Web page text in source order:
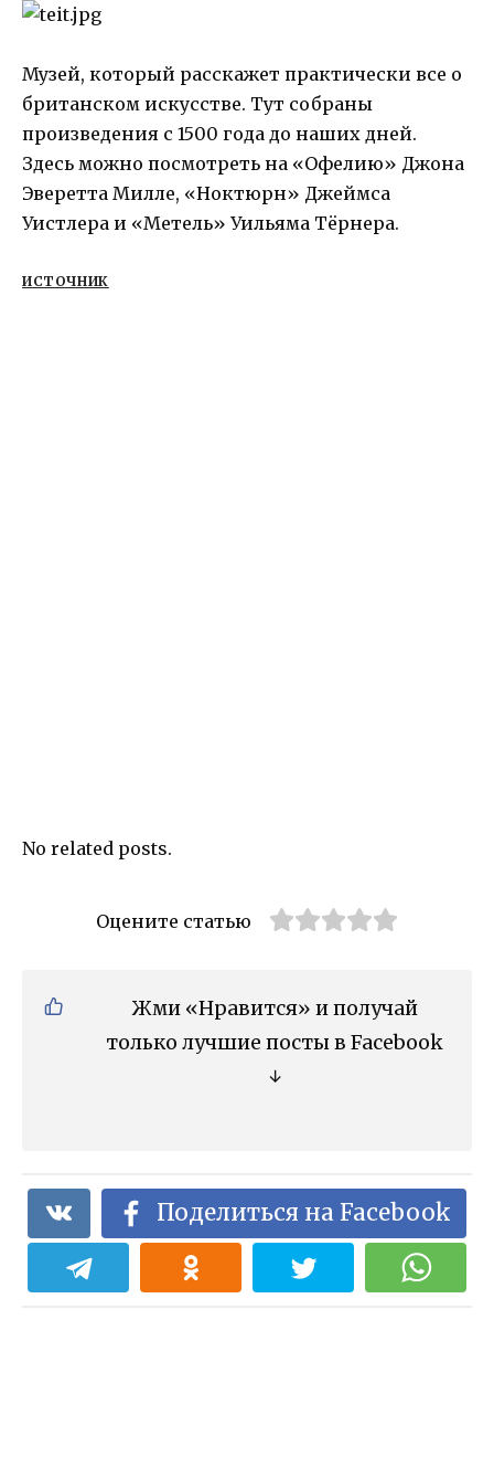
Музей, который расскажет практически все о
британском искусстве. Тут собраны
произведения с 1500 года до наших дней.
Здесь можно посмотреть на «Офелию» Джона
Эверетта Милле, «Ноктюрн» Джеймса
Уистлера и «Метель» Уильяма Тёрнера.
ИСТОЧНИК
No related posts.
Оцените статью
Жми «Нравится» и получай
только лучшие посты в Facebook
↓
Поделиться на Facebook